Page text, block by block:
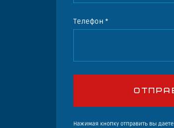
Телефон *
Нажимая кнопку отправить вы